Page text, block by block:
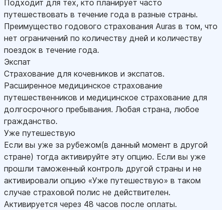
Подходит для тех, кто планирует часто
путешествовать в течение года в разные страны.
Преимущество годового страхования Auras в том, что
нет ограничений по количеству дней и количеству
поездок в течение года.
Экспат
Страхование для кочевников и экспатов.
Расширенное медицинское страхование
путешественников и медицинское страхование для
долгосрочного пребывания. Любая страна, любое
гражданство.
Уже путешествую
Если вы уже за рубежом(в данный момент в другой
стране) тогда активируйте эту опцию. Если вы уже
прошли таможенный контроль другой страны и не
активировали опцию «Уже путешествую» в таком
случае страховой полис не действителен.
Активируется через 48 часов после оплаты.